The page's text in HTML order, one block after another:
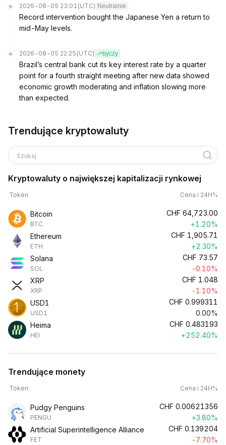
2026-08-05 23:01 (UTC) Neutralnie
Record intervention bought the Japanese Yen a return to
mid-May levels.
2026-08-05 22:25 (UTC) byczy
Brazil’s central bank cut its key interest rate by a quarter
point for a fourth straight meeting after new data showed
economic growth moderating and inflation slowing more
than expected.
Trendujące kryptowaluty
Szukaj
Kryptowaluty o największej kapitalizacji rynkowej
Token Cena i 24H%
Bitcoin
BTC
CHF 64,723.00
+1.20%
Ethereum
ETH
CHF 1,905.71
+2.30%
Solana
SOL
CHF 73.57
-0.10%
XRP
XRP
CHF 1.048
-1.10%
USD1
USD1
CHF 0.999311
0.00%
Heima
HEI
CHF 0.483193
+252.40%
Trendujące monety
Token Cena i 24H%
Pudgy Penguins
PENGU
CHF 0.00621356
+3.80%
Artificial Superintelligence Alliance
FET
CHF 0.139204
-7.70%